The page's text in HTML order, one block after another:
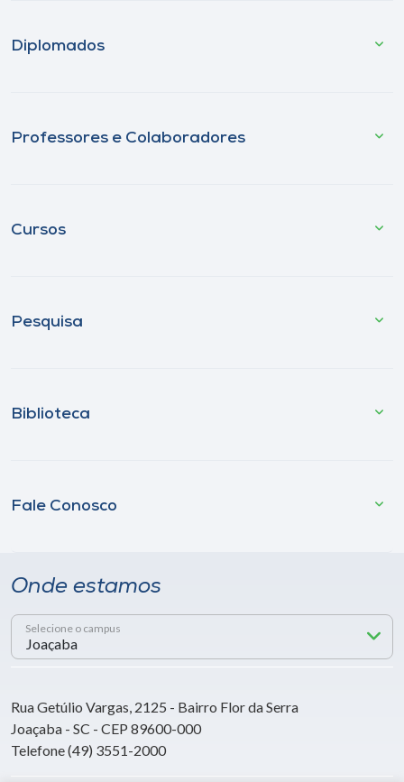
Diplomados
Professores e Colaboradores
Cursos
Pesquisa
Biblioteca
Fale Conosco
Onde estamos
Selecione o campus
Rua Getúlio Vargas, 2125 - Bairro Flor da Serra
Joaçaba - SC - CEP 89600-000
Telefone (49) 3551-2000